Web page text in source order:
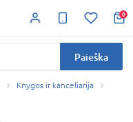
0
Paieška
Knygos ir kanceliarija